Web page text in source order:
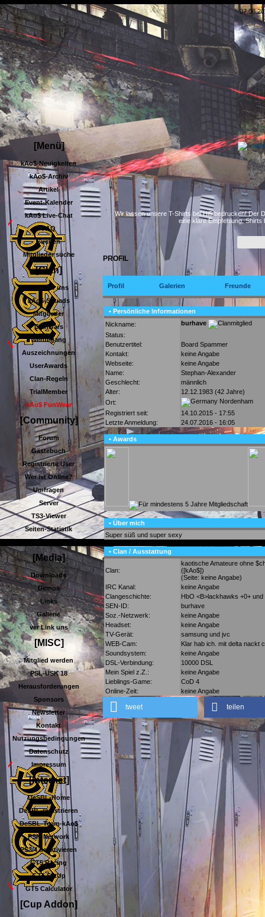
[Menü]
kAo$-Neuigkeiten
kAo$-Archiv
Artikel
Event-Kalender
kAo$ Live-Chat
FAQ
Suchen
Mitglieder suche
[Clan]
Wir über uns
kAo$-Squads
Mitglieder
Clanwars
Werdegang
Auszeichnungen
UserAwards
Clan-Regeln
TrialMember
kAo$ FunWear
[Community]
Forum
Gästebuch
Registrierte User
Wer ist Online?
Umfragen
Server
TS3-Viewer
Seiten-Statistik
[Media]
Downloads
Demos
Links
Gallerie
ver Link uns
[MISC]
Mitglied werden
PSL-USK 18
Herausforderungen
Sponsors
Newsletter
Kontakt
Nutzungsbedingungen
Datenschutz
Impressum
[Internet]
DeSBL-Home
DeSBL-registrieren
DeSBL-Team-kAo$
PSN-Network
PS3/4 deaktivieren
GT5 Racing
GT5 SetUp
GT5 Calculator
[Cup Addon]
Wir lassen unsere T-Shirts bei Hi5 bedrucken! Der
eine klare Empfehlung,
PROFIL
Profil Galerien Freunde
• Persönliche Informationen
Nickname:
burhave
Status:
Benutzertitel:
Board Spammer
Kontakt:
keine Angabe
Webseite:
keine Angabe
Name:
Stephan-Alexander
Geschlecht:
männlich
Alter:
12.12.1983 (42 Jahre)
Ort:
Nordenham
Registriert seit:
14.10.2015 - 17:55
Letzte Anmeldung:
24.07.2016 - 16:05
• Awards
• Über mich
Super süß und super sexy
• Clan / Ausstattung
Clan:
kaotische Amateure ohne
([kAo$])
(Seite: keine Angabe)
IRC Kanal:
keine Angabe
Clangeschichte:
HbO <B>lackhawks +0+ und
SEN-ID:
burhave
Soz.-Netzwerk:
keine Angabe
Headset:
keine Angabe
TV-Gerät:
samsung und jvc
WEB-Cam:
Klar hab ich. mit delta nackt
Soundsystem:
keine Angabe
DSL-Verbindung:
10000 DSL
Mein Spiel z.Z.:
keine Angabe
Lieblings-Game:
CoD 4
Online-Zeit:
keine Angabe
tweet teilen